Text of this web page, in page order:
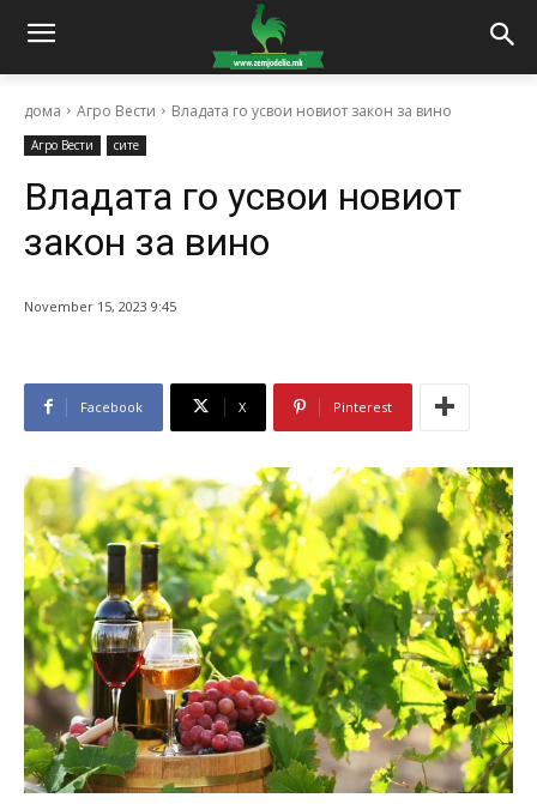
дома Агро Вести Владата го усвои новиот закон за вино
Агро Вести сите
Владата го усвои новиот
закон за вино
November 15, 2023 9:45
Facebook X Pinterest